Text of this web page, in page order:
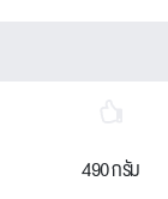
490 กรัม